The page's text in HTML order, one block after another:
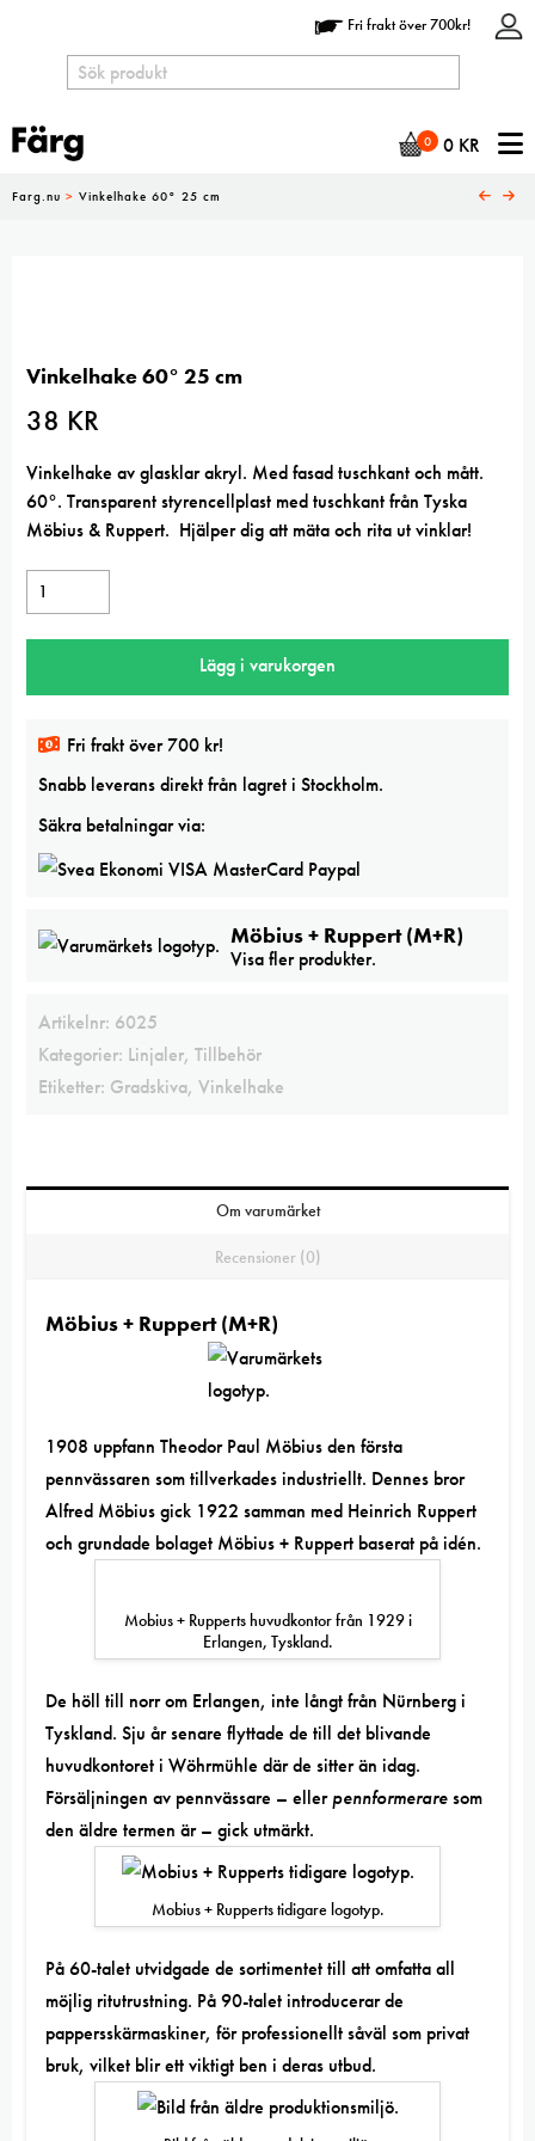
Fri frakt över 700kr!
0 0 KR
Farg.nu > Vinkelhake 60° 25 cm
Vinkelhake 60° 25 cm
38 KR
Vinkelhake av glasklar akryl. Med fasad tuschkant och mått.
60°. Transparent styrencellplast med tuschkant från Tyska
Möbius & Ruppert. Hjälper dig att mäta och rita ut vinklar!
Vinkelhake
60°
25
mängd
Lägg i varukorgen
Fri frakt över 700 kr!
Snabb leverans direkt från lagret i Stockholm.
Säkra betalningar via:
Möbius + Ruppert (M+R)
Visa fler produkter.
Artikelnr: 6025
Kategorier: Linjaler, Tillbehör
Etiketter: Gradskiva, Vinkelhake
Om varumärket
Recensioner (0)
Möbius + Ruppert (M+R)
1908 uppfann Theodor Paul Möbius den första
pennvässaren som tillverkades industriellt. Dennes bror
Alfred Möbius gick 1922 samman med Heinrich Ruppert
och grundade bolaget Möbius + Ruppert baserat på idén.
Mobius + Rupperts huvudkontor från 1929 i
Erlangen, Tyskland.
De höll till norr om Erlangen, inte långt från Nürnberg i
Tyskland. Sju år senare flyttade de till det blivande
huvudkontoret i Wöhrmühle där de sitter än idag.
Försäljningen av pennvässare – ellerpennformeraresom
den äldre termen är – gick utmärkt.
Mobius + Rupperts tidigare logotyp.
På 60-talet utvidgade de sortimentet till att omfatta all
möjlig ritutrustning. På 90-talet introducerar de
pappersskärmaskiner, för professionellt såväl som privat
bruk, vilket blir ett viktigt ben i deras utbud.